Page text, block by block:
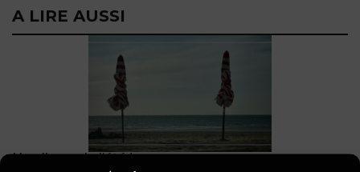
A LIRE AUSSI
Nos livres de l’été !